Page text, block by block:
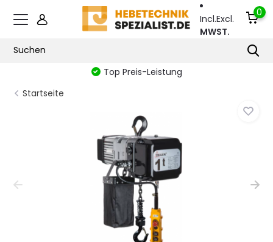
Incl.Excl.
MWST.
0
Top Preis-Leistung
Startseite